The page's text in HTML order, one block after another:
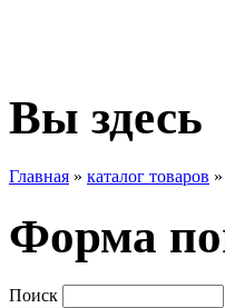
Вы здесь
Главная » каталог товаров »
Форма
Поиск